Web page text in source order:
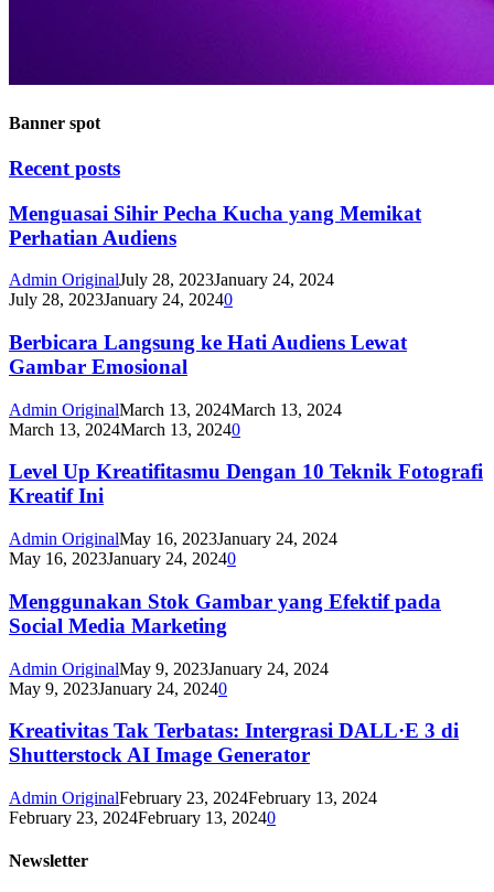
Banner spot
Recent posts
Menguasai Sihir Pecha Kucha yang Memikat
Perhatian Audiens
Admin OriginalJuly 28, 2023January 24, 2024
July 28, 2023January 24, 20240
Berbicara Langsung ke Hati Audiens Lewat
Gambar Emosional
Admin OriginalMarch 13, 2024March 13, 2024
March 13, 2024March 13, 20240
Level Up Kreatifitasmu Dengan 10 Teknik Fotografi
Kreatif Ini
Admin OriginalMay 16, 2023January 24, 2024
May 16, 2023January 24, 20240
Menggunakan Stok Gambar yang Efektif pada
Social Media Marketing
Admin OriginalMay 9, 2023January 24, 2024
May 9, 2023January 24, 20240
Kreativitas Tak Terbatas: Intergrasi DALL·E 3 di
Shutterstock AI Image Generator
Admin OriginalFebruary 23, 2024February 13, 2024
February 23, 2024February 13, 20240
Newsletter